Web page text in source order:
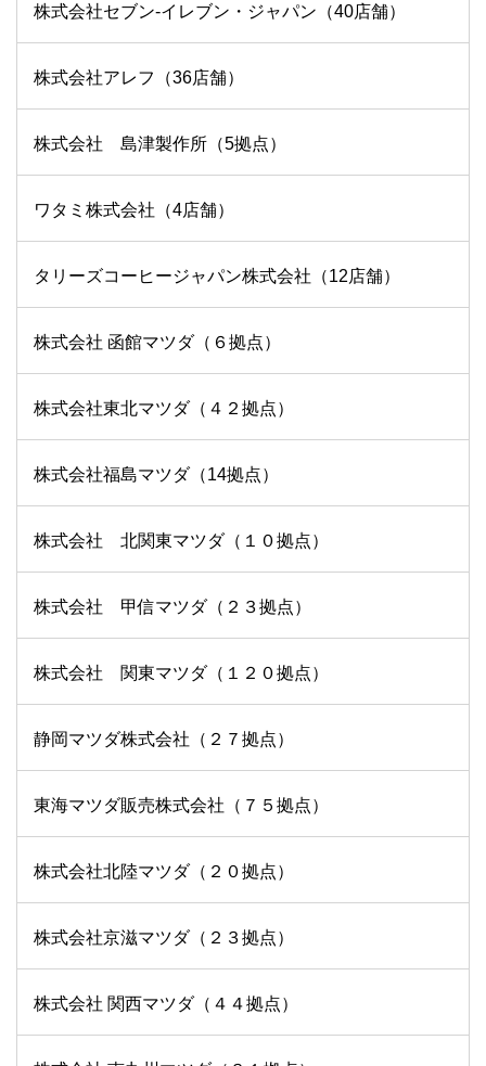
株式会社セブン‐イレブン・ジャパン（40店舗）
株式会社アレフ（36店舗）
株式会社 島津製作所（5拠点）
ワタミ株式会社（4店舗）
タリーズコーヒージャパン株式会社（12店舗）
株式会社 函館マツダ（６拠点）
株式会社東北マツダ（４２拠点）
株式会社福島マツダ（14拠点）
株式会社 北関東マツダ（１０拠点）
株式会社 甲信マツダ（２３拠点）
株式会社 関東マツダ（１２０拠点）
静岡マツダ株式会社（２７拠点）
東海マツダ販売株式会社（７５拠点）
株式会社北陸マツダ（２０拠点）
株式会社京滋マツダ（２３拠点）
株式会社 関西マツダ（４４拠点）